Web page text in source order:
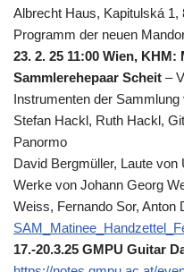
Albrecht Haus, Kapitulská 1,
Programm der neuen
23. 2. 25 11:00 Wien,
Sammlerehepaar Scheit –
Instrumenten der
Stefan Hackl, Ruth Hackl,
Panormo
David Bergmüller, Laute
Werke von Johann Georg
Weiss, Fernando Sor, Anton
17.-20.3.25 GMPU Guitar